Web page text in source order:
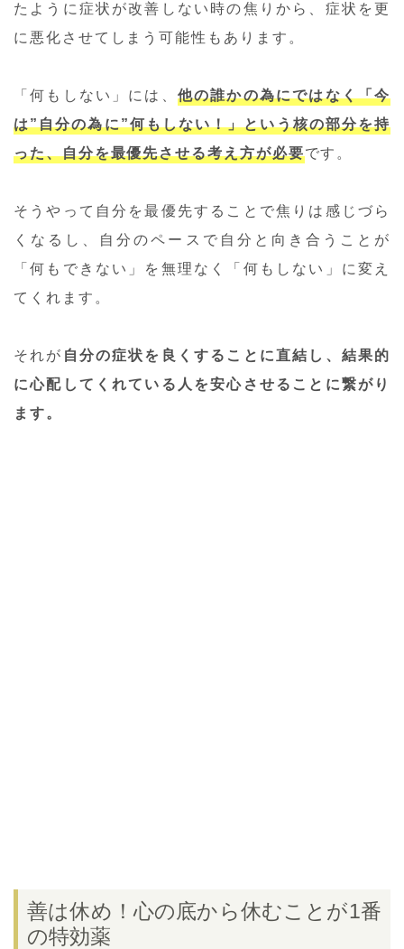
たように症状が改善しない時の焦りから、症状を更
に悪化させてしまう可能性もあります。
「何もしない」には、 他の誰かの為にではなく「今
は”自分の為に”何もしない！」という核の部分を持
った、自分を最優先させる考え方が必要です。
そうやって自分を最優先することで焦りは感じづら
くなるし、自分のペースで自分と向き合うことが
「何もできない」を無理なく「何もしない」に変え
てくれます。
それが 自分の症状を良くすることに直結し、結果的
に心配してくれている人を安心させることに繋がり
ます。
善は休め！心の底から休むことが1番
の特効薬